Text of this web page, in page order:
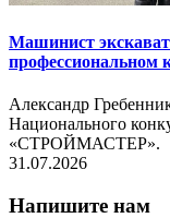
Машинист
профессиональном
Александр
Национального
«СТРОЙМАСТЕР».
31.07.2026
Напишите нам